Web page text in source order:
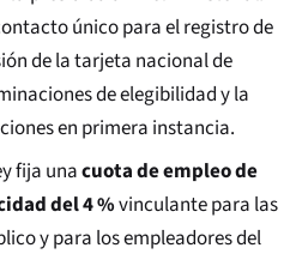
único para el registro de
de la tarjeta nacional de
de elegibilidad y la
en primera instancia.
fija unacuota de empleo de
del 4 %vinculante para las
y para los empleadores del